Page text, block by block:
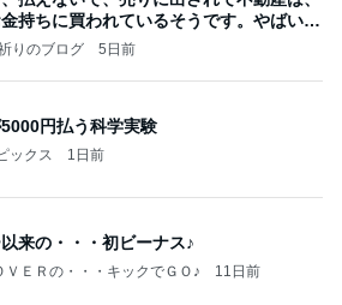
持ちに買われているそうです。やばいで
りのブログ 5日前
円払う科学実験
ックス 1日前
来の・・・初ビーナス♪
ＥＲの・・・キックでＧＯ♪ 11日前